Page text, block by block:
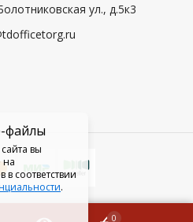
файлы
вы
на
соответствии
.
ул., д.5к3
0